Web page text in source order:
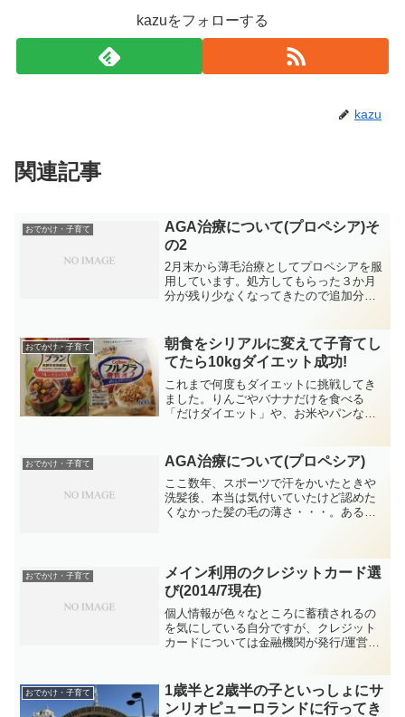
kazuをフォローする
kazu
関連記事
おでかけ・子育て
AGA治療について(プロペシア)そ
の2
2月末から薄毛治療としてプロペシアを服
用しています。処方してもらった３か月
分が残り少なくなってきたので追加分を
す。※前回の記事はコチラ３か月服用し
た効果としては、抜け毛に...
おでかけ・子育て
朝食をシリアルに変えて子育てし
てたら10kgダイエット成功!
これまで何度もダイエットに挑戦してき
ました。りんごやバナナだけを食べる
「だけダイエット」や、お米やパンなど
に通ったこともありましたが、短期的に
は減少するものもあったのです...
おでかけ・子育て AGA治療について(プロペシア)
ここ数年、スポーツで汗をかいたときや
洗髪後、本当は気付いていたけど認めた
くなかった髪の毛の薄さ・・・。ある先
AGA(Androgenetic Alopeciaの略で「男性
型...
おでかけ・子育て
メイン利用のクレジットカード選
び(2014/7現在)
個人情報が色々なところに蓄積されるの
を気にしている自分ですが、クレジット
カードについては金融機関が発行/運営し
頼して使っています。クレジットカード
ごとに利用できるサービ...
おでかけ・子育て
1歳半と2歳半の子といっしょにサ
ンリオピューロランドに行ってき